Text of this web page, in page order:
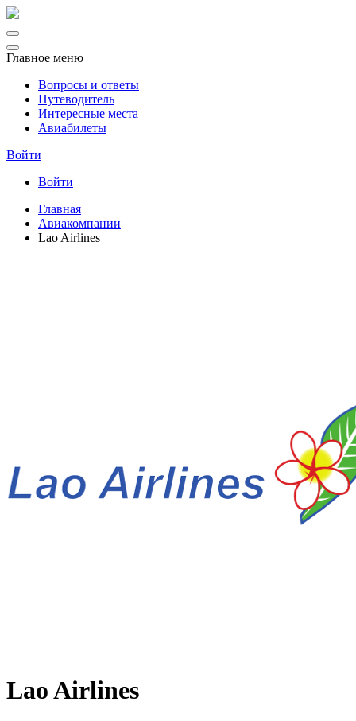
Главное меню
Вопросы и ответы
Путеводитель
Интересные места
Авиабилеты
Войти
Войти
Главная
Авиакомпании
Lao Airlines
Lao Airlines